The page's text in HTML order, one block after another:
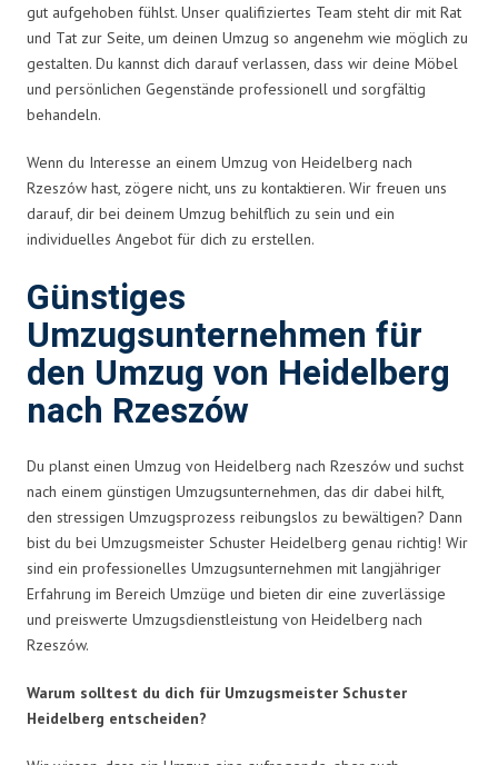
gut aufgehoben fühlst. Unser qualifiziertes Team steht dir mit Rat
und Tat zur Seite, um deinen Umzug so angenehm wie möglich zu
gestalten. Du kannst dich darauf verlassen, dass wir deine Möbel
und persönlichen Gegenstände professionell und sorgfältig
behandeln.
Wenn du Interesse an einem Umzug von Heidelberg nach
Rzeszów hast, zögere nicht, uns zu kontaktieren. Wir freuen uns
darauf, dir bei deinem Umzug behilflich zu sein und ein
individuelles Angebot für dich zu erstellen.
Günstiges
Umzugsunternehmen für
den Umzug von Heidelberg
nach Rzeszów
Du planst einen Umzug von Heidelberg nach Rzeszów und suchst
nach einem günstigen Umzugsunternehmen, das dir dabei hilft,
den stressigen Umzugsprozess reibungslos zu bewältigen? Dann
bist du bei Umzugsmeister Schuster Heidelberg genau richtig! Wir
sind ein professionelles Umzugsunternehmen mit langjähriger
Erfahrung im Bereich Umzüge und bieten dir eine zuverlässige
und preiswerte Umzugsdienstleistung von Heidelberg nach
Rzeszów.
Warum solltest du dich für Umzugsmeister Schuster
Heidelberg entscheiden?